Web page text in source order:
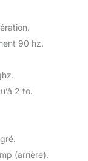
90 hz.
2 to.
(arrière).